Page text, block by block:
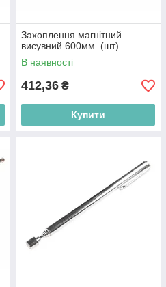
Захоплення магнітний
висувний 600мм. (шт)
В наявності
412,36 ₴
Купити